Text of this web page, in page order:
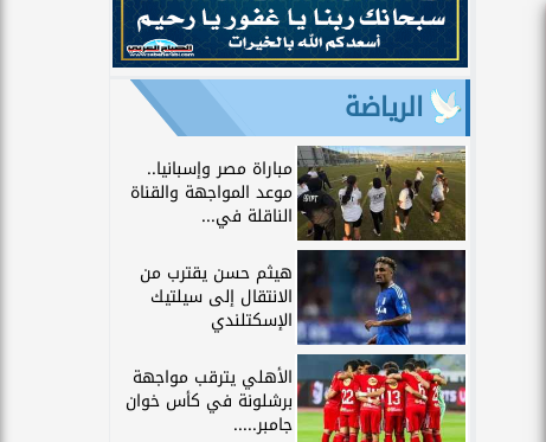
الرياضة
مباراة مصر وإسبانيا..
موعد المواجهة والقناة
الناقلة في...
هيثم حسن يقترب من
الانتقال إلى سيلتيك
الإسكتلندي
الأهلي يترقب مواجهة
برشلونة في كأس خوان
جامبر.....